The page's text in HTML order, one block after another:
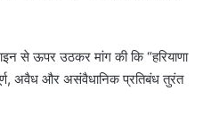
से ऊपर उठकर मांग की कि “हरियाणा
अवैध और असंवैधानिक प्रतिबंध तुरंत